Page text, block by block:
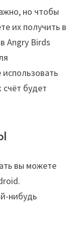
но чтобы
их получить в
Angry Birds
счёт будет
вы можете
нибудь